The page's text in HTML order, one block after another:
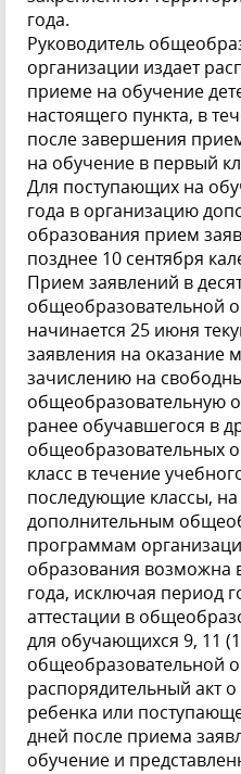
года.
Руководитель
организации издает
приеме на обучение
настоящего пункта, в
после завершения
на обучение в первый
Для поступающих на
года в организацию
образования прием
позднее 10 сентября
Прием заявлений в
общеобразовательной
начинается 25 июня
заявления на оказание
зачислению на
общеобразовательную
ранее обучавшегося в
общеобразовательных
класс в течение
последующие классы,
дополнительным
программам
образования возможна
года, исключая период
аттестации в
для обучающихся 9, 11
общеобразовательной
распорядительный акт
ребенка или
дней после приема
обучение и